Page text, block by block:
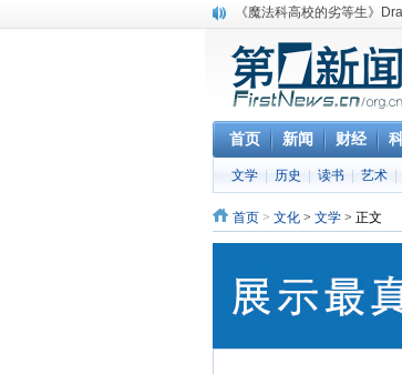
《魔法科高校的劣等生》
消息称刘强东要求京东商城
保健品也能吃出一身病? 康
煤价"跳水"电企利润"蹦高" 电
苹果公司自建太阳能电厂为
吃饭、睡觉、黑人人？
网络电商和传统出版商的角
英国小猫因长得像希特勒遭
《中二病也想谈恋爱》女主
首页 新闻 财经
文学 历史 读书 艺术
首页 > 文化 > 文学 > 正文